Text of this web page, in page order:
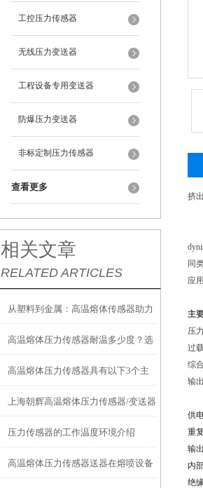
工控压力传感器
无线压力变送器
工程设备专用变送器
防爆压力变送器
非标定制压力传感器
查看更多
相关文章
RELATED ARTICLES
从塑料到金属：高温熔体传感器助力
制造工艺效率提升
高温熔体压力传感器耐温多少度？选
型必须知道的参数
高温熔体压力传感器具有以下3个主
要特点
上海朝辉高温熔体压力传感器/变送器
安装前注意事项
压力传感器的工作温度环境介绍
高温熔体压力传感器送器在熔喷设备
挤
同
应
主
压
过
综
输
供
重
输
内
绝